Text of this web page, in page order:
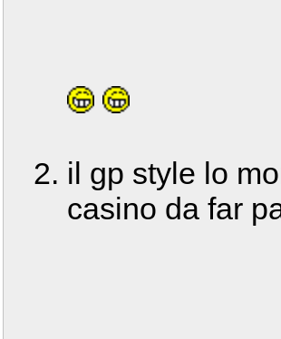
il gp style lo
casino da far